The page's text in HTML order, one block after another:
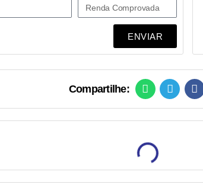
ENVIAR
Compartilhe: